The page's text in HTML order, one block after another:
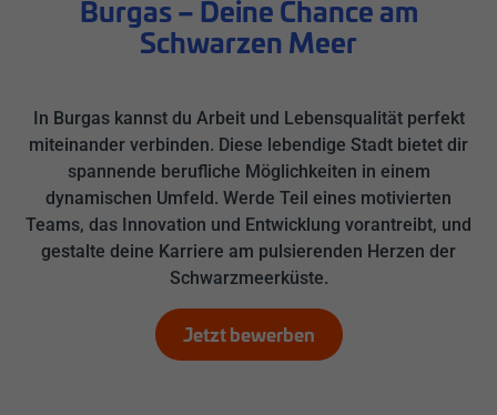
Burgas – Deine Chance am
Schwarzen Meer
In Burgas kannst du Arbeit und Lebensqualität perfekt
miteinander verbinden. Diese lebendige Stadt bietet dir
spannende berufliche Möglichkeiten in einem
dynamischen Umfeld. Werde Teil eines motivierten
Teams, das Innovation und Entwicklung vorantreibt, und
gestalte deine Karriere am pulsierenden Herzen der
Schwarzmeerküste.
Jetzt bewerben